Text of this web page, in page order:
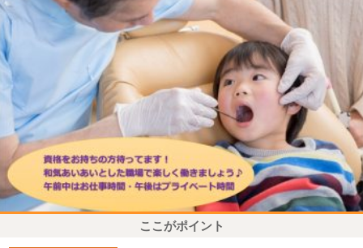
ここがポイント